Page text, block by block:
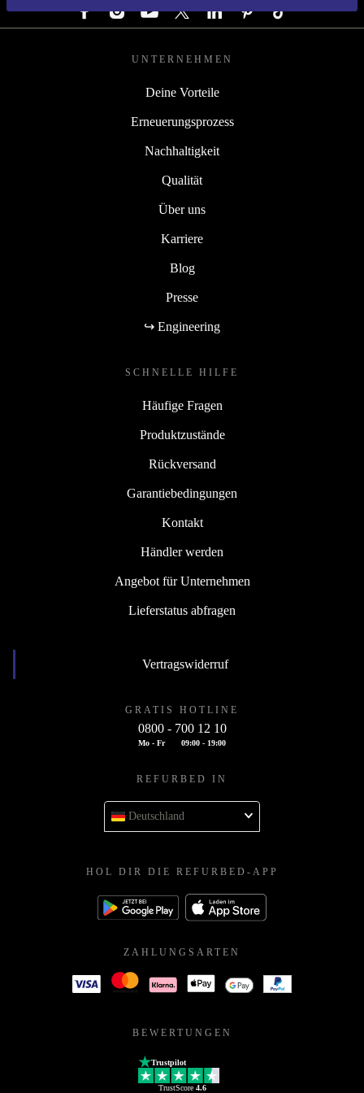
UNTERNEHMEN
Deine Vorteile
Erneuerungsprozess
Nachhaltigkeit
Qualität
Über uns
Karriere
Blog
Presse
↪ Engineering
SCHNELLE HILFE
Häufige Fragen
Produktzustände
Rückversand
Garantiebedingungen
Kontakt
Händler werden
Angebot für Unternehmen
Lieferstatus abfragen
Vertragswiderruf
GRATIS HOTLINE
0800 - 700 12 10
Mo - Fr 09:00 - 19:00
REFURBED IN
Deutschland
HOL DIR DIE REFURBED-APP
ZAHLUNGSARTEN
BEWERTUNGEN
Trustpilot
TrustScore 4.6